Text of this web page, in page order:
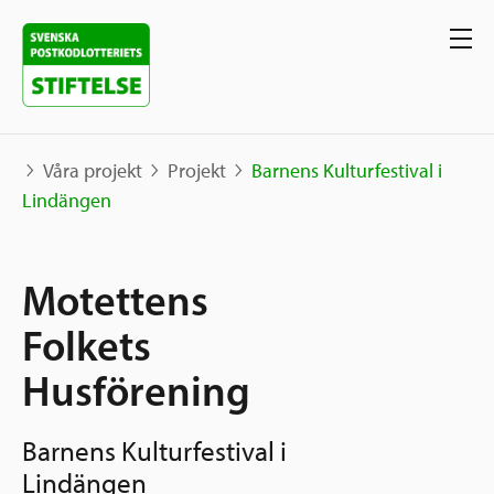
Projekt
Karta
Berättelser
Våra stöd
Sverige och övriga världen
Grannskapsinitiativet
Utlysningar
Samhällsentreprenörskap
Sök stöd
Ansök
Våra projekt Projekt
Barnens Kulturfestival i
Lindängen
Motettens
Folkets
Husförening
Barnens Kulturfestival i
Lindängen